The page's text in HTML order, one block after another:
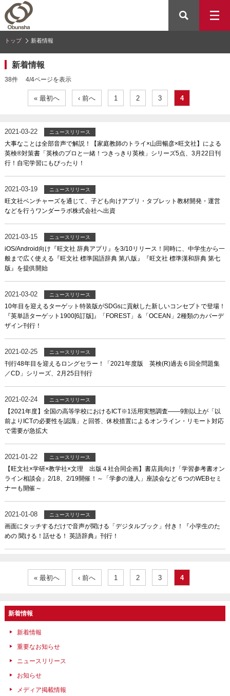
トップ 新着情報
新着情報
38件 4/4ページを表示
« 最初へ ‹ 前へ 1 2 3 4
2021-03-22 ニュースリリース
大事なことは全部音声で解説！【家庭教師のトライ×山田暢彦×旺文社】による
英検®対策書「英検のプロと一緒！つきっきり英検」シリーズ5点、3月22日刊
行！自宅学習にもぴったり！
2021-03-19 ニュースリリース
旺文社ベンチャーズを通じて、子ども向けアプリ・タブレット教材開発・運営
などを行うワンダーラボ株式会社へ出資
2021-03-15 ニュースリリース
iOS/Android向け『旺文社 辞典アプリ』を3/10リリース！同時に、中学生から一
般まで広く使える『旺文社 標準国語辞典 第八版』『旺文社 標準漢和辞典 第七
版』を提供開始
2021-03-02 ニュースリリース
10年目を迎えるターゲット特装版がSDGsに貢献した新しいコンセプトで登場！
『英単語ターゲット1900[6訂版]』「FOREST」＆「OCEAN」2種類のカバーデ
ザイン刊行！
2021-02-25 ニュースリリース
刊行48年目を迎えるロングセラー！「2021年度版 英検(R)過去６回全問題集
／CD」シリーズ、2月25日刊行
2021-02-24 ニュースリリース
【2021年度】全国の高等学校におけるICT※1活用実態調査――9割以上が「以
前よりICTの必要性を認識」と回答、休校措置によるオンライン・リモート対応
で需要が急拡大
2021-01-22 ニュースリリース
【旺文社×学研×教学社×文理 出版４社合同企画】書店員向け「学習参考書オン
ライン相談会」2/18、2/19開催！～「学参の達人」座談会など６つのWEBセミ
ナーも開催～
2021-01-08 ニュースリリース
画面にタッチするだけで音声が聞ける「デジタルブック」付き！『小学生のた
めの 聞ける！話せる！ 英語辞典』刊行！
« 最初へ ‹ 前へ 1 2 3 4
新着情報
新着情報
重要なお知らせ
ニュースリリース
お知らせ
メディア掲載情報